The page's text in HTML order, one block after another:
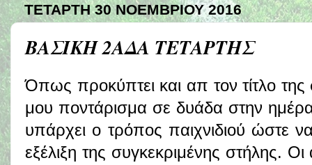
ΤΕΤΆΡΤΗ 30 ΝΟΕΜΒΡΊΟΥ 2016
ΒΑΣΙΚΗ 2ΑΔΑ ΤΕΤΑΡΤΗΣ
Όπως προκύπτει και απ τον τίτλο
μου ποντάρισμα σε δυάδα στην
υπάρχει ο τρόπος παιχνιδιού ώστε
εξέλιξη της συγκεκριμένης στήλης.